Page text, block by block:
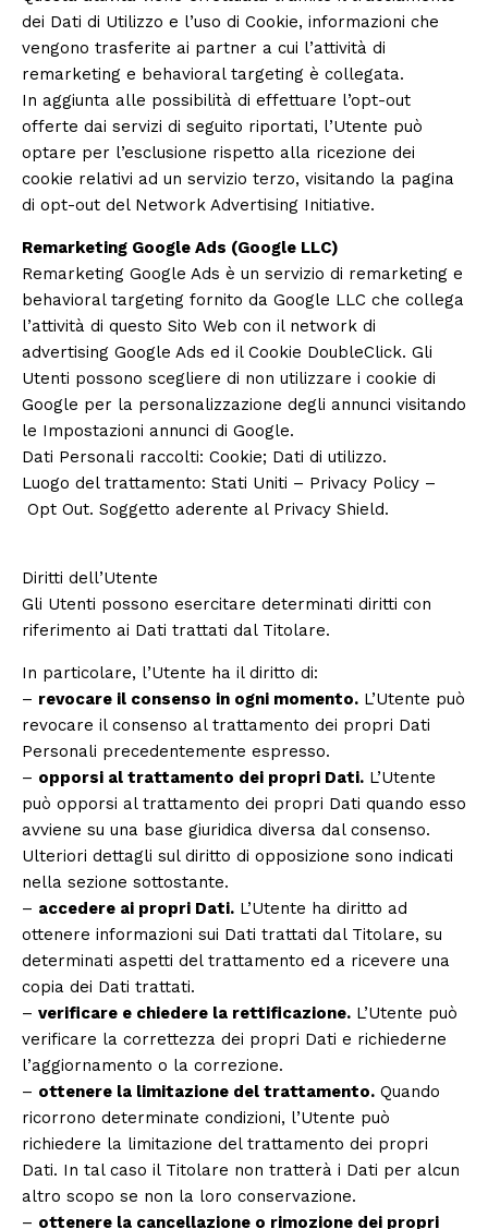
dei Dati di Utilizzo e l’uso di Cookie, informazioni che
vengono trasferite ai partner a cui l’attività di
remarketing e behavioral targeting è collegata.
In aggiunta alle possibilità di effettuare l’opt-out
offerte dai servizi di seguito riportati, l’Utente può
optare per l’esclusione rispetto alla ricezione dei
cookie relativi ad un servizio terzo, visitando la pagina
di opt-out del Network Advertising Initiative.
Remarketing Google Ads (Google LLC)
Remarketing Google Ads è un servizio di remarketing e
behavioral targeting fornito da Google LLC che collega
l’attività di questo Sito Web con il network di
advertising Google Ads ed il Cookie DoubleClick. Gli
Utenti possono scegliere di non utilizzare i cookie di
Google per la personalizzazione degli annunci visitando
le Impostazioni annunci di Google.
Dati Personali raccolti: Cookie; Dati di utilizzo.
Luogo del trattamento: Stati Uniti – Privacy Policy –
Opt Out. Soggetto aderente al Privacy Shield.
Diritti dell’Utente
Gli Utenti possono esercitare determinati diritti con
riferimento ai Dati trattati dal Titolare.
In particolare, l’Utente ha il diritto di:
– revocare il consenso in ogni momento. L’Utente può
revocare il consenso al trattamento dei propri Dati
Personali precedentemente espresso.
– opporsi al trattamento dei propri Dati. L’Utente
può opporsi al trattamento dei propri Dati quando esso
avviene su una base giuridica diversa dal consenso.
Ulteriori dettagli sul diritto di opposizione sono indicati
nella sezione sottostante.
– accedere ai propri Dati. L’Utente ha diritto ad
ottenere informazioni sui Dati trattati dal Titolare, su
determinati aspetti del trattamento ed a ricevere una
copia dei Dati trattati.
– verificare e chiedere la rettificazione. L’Utente può
verificare la correttezza dei propri Dati e richiederne
l’aggiornamento o la correzione.
– ottenere la limitazione del trattamento. Quando
ricorrono determinate condizioni, l’Utente può
richiedere la limitazione del trattamento dei propri
Dati. In tal caso il Titolare non tratterà i Dati per alcun
altro scopo se non la loro conservazione.
– ottenere la cancellazione o rimozione dei propri